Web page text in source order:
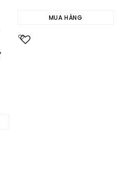
MUA HÀNG